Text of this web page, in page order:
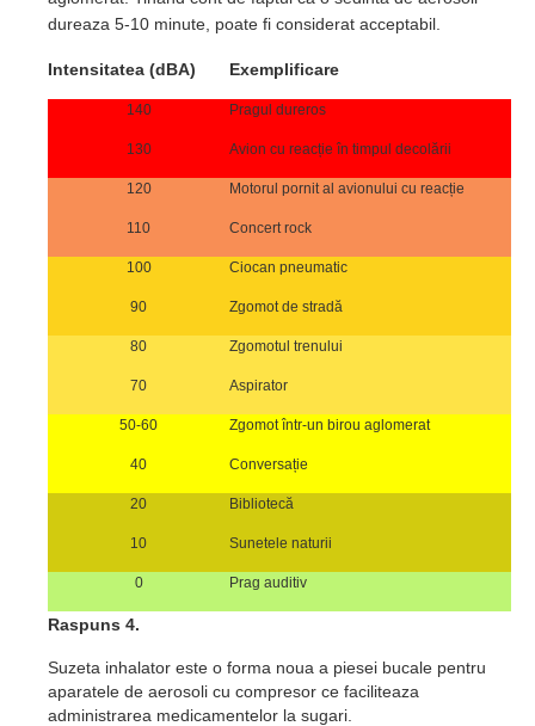
dureaza 5-10 minute, poate fi considerat acceptabil.
Intensitatea (dBA) Exemplificare
140 Pragul dureros
130 Avion cu reacție în timpul decolării
120 Motorul pornit al avionului cu reacție
110 Concert rock
100 Ciocan pneumatic
90 Zgomot de stradă
80 Zgomotul trenului
70 Aspirator
50-60 Zgomot într-un birou aglomerat
40 Conversație
20 Bibliotecă
10 Sunetele naturii
0 Prag auditiv
Raspuns 4.
Suzeta inhalator este o forma noua a piesei bucale pentru
aparatele de aerosoli cu compresor ce faciliteaza
administrarea medicamentelor la sugari.